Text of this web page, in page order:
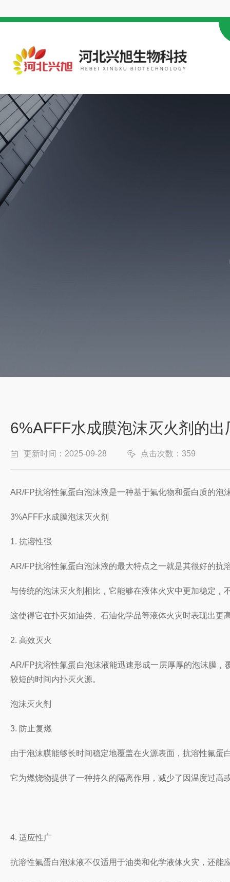
6%AFFF水成膜泡沫灭火剂的出
更新时间：2025-09-28 点击次数：359
AR/FP抗溶性氟蛋白泡沫液是一种基于氟化物和蛋白质的
3%AFFF水成膜泡沫灭火剂
1. 抗溶性强
AR/FP抗溶性氟蛋白泡沫液的最大特点之一就是其很好的抗
与传统的泡沫灭火剂相比，它能够在液体火灾中更加稳定，
这使得它在扑灭如油类、石油化学品等液体火灾时表现出
2. 高效灭火
AR/FP抗溶性氟蛋白泡沫液能迅速形成一层厚厚的泡沫膜
较短的时间内扑灭火源。
泡沫灭火剂
3. 防止复燃
由于泡沫膜能够长时间稳定地覆盖在火源表面，抗溶性氟蛋
它为燃烧物提供了一种持久的隔离作用，减少了因温度过高
4. 适应性广
抗溶性氟蛋白泡沫液不仅适用于油类和化学液体火灾，还能